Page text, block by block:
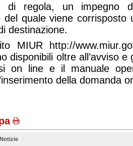
di regola, un impegno
quale viene corrisposto
destinazione.
MIUR http://
disponibili oltre all’avviso
on line e il manuale
della domanda